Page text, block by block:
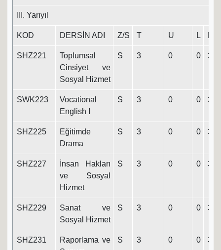
III. Yarıyıl
KOD DERSİN ADI Z/S T U L
SHZ221
Toplumsal
Cinsiyet ve
Sosyal Hizmet
S 3 0 0 3
SWK223
Vocational
English I
S 3 0 0 3
SHZ225
Eğitimde
Drama
S 3 0 0 3
SHZ227
İnsan Hakları
ve Sosyal
Hizmet
S 3 0 0 3
SHZ229
Sanat ve
Sosyal Hizmet
S 3 0 0 3
SHZ231
Raporlama ve
S 3 0 0 3